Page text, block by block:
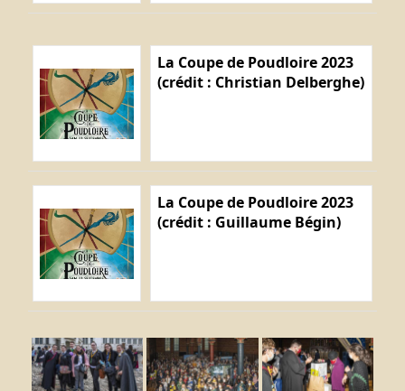
La Coupe de Poudloire 2023
(crédit : Christian Delberghe)
La Coupe de Poudloire 2023
(crédit : Guillaume Bégin)